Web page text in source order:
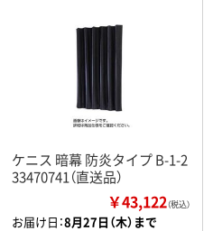
ケニス 暗幕 防炎タイプ B-1-2
33470741（直送品）
￥43,122（税込）
お届け日：8月27日（木）まで